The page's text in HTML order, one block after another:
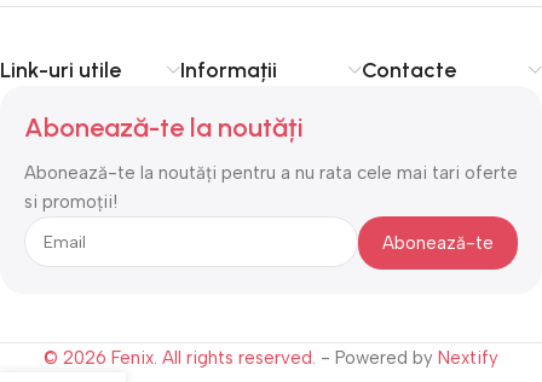
Link-uri utile Informații Contacte
Abonează-te la noutăți
Abonează-te la noutăți pentru a nu rata cele mai tari oferte
si promoții!
© 2026 Fenix. All rights reserved. - Powered by Nextify